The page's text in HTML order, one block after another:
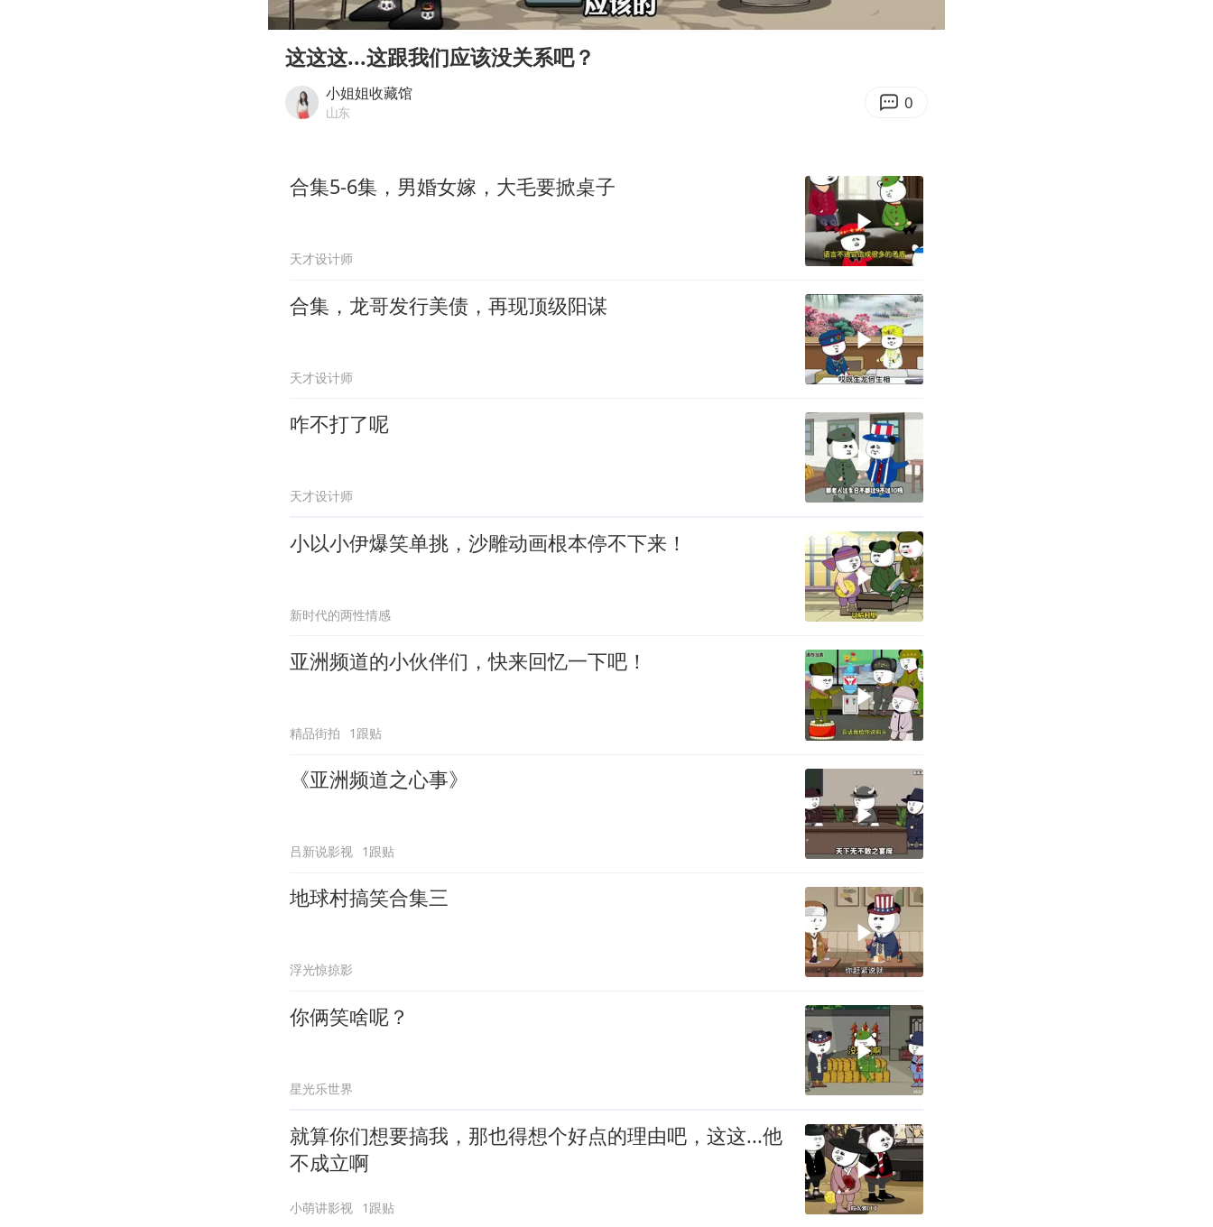
美股存储板块集体大跌
“新疆阿勒泰八月能滑雪”不实
胡彦斌获《歌手2026》歌王
Play
00:00
这这这...这跟我们应该没关系吧？
小姐姐收藏馆
山东 0
合集5-6集，男婚女嫁，大毛要掀桌子
天才设计师
合集，龙哥发行美债，再现顶级阳谋
天才设计师
咋不打了呢
天才设计师
小以小伊爆笑单挑，沙雕动画根本停不下来！
新时代的两性情感
亚洲频道的小伙伴们，快来回忆一下吧！
精品街拍 1跟贴
《亚洲频道之心事》
吕新说影视 1跟贴
地球村搞笑合集三
浮光惊掠影
你俩笑啥呢？
星光乐世界
就算你们想要搞我，那也得想个好点的理由吧，这这...他
不成立啊
小萌讲影视 1跟贴